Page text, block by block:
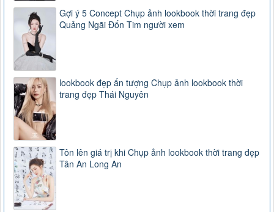
Gợi ý 5 Concept Chụp ảnh lookbook thời trang đẹp
Quảng Ngãi Đốn Tim người xem
lookbook đẹp ấn tượng Chụp ảnh lookbook thời
trang đẹp Thái Nguyên
Tôn lên giá trị khi Chụp ảnh lookbook thời trang đẹp
Tân An Long An